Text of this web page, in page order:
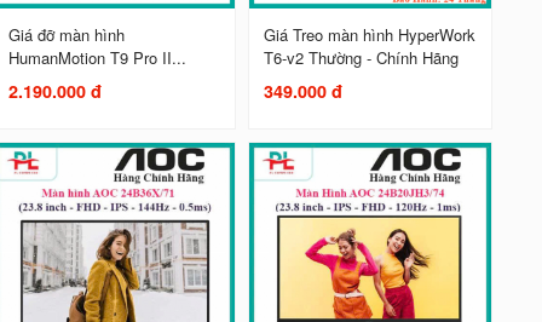
Giá đỡ màn hình
HumanMotion T9 Pro II...
2.190.000 đ
Giá Treo màn hình HyperWork
T6-v2 Thường - Chính Hãng
349.000 đ